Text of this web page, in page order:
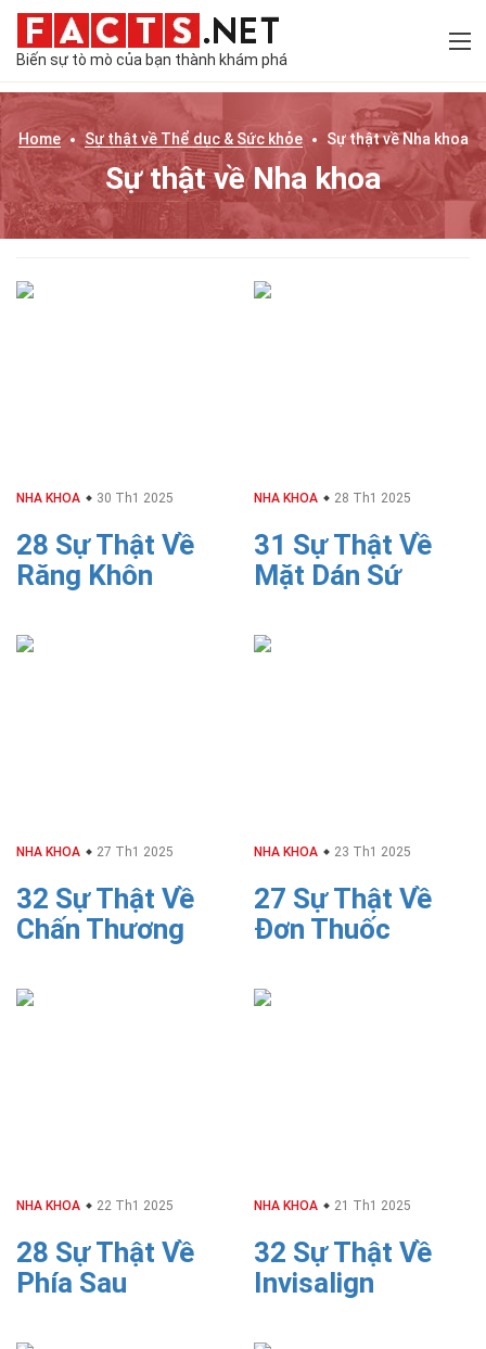
Biến sự tò mò của bạn thành khám phá
Home Sự thật về Thể dục & Sức khỏe Sự thật vềNha khoa
Sự thật về Nha khoa
NHA KHOA 30 Th1 2025
28 Sự Thật Về
Răng Khôn
NHA KHOA 28 Th1 2025
31 Sự Thật Về
Mặt Dán Sứ
NHA KHOA 27 Th1 2025
32 Sự Thật Về
Chấn Thương
NHA KHOA 23 Th1 2025
27 Sự Thật Về
Đơn Thuốc
NHA KHOA 22 Th1 2025
28 Sự Thật Về
Phía Sau
NHA KHOA 21 Th1 2025
32 Sự Thật Về
Invisalign